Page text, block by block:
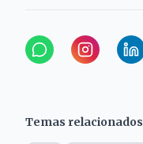
Temas relacionados